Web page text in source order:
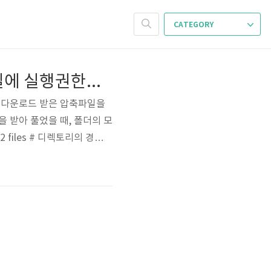
CATEGORY
[Linux/macOS] 압축파일을 풀었더니 모든 폴더와 파일에 실행권한이 붙어 있을 때
운로드 받은 압축파일을
받아 풀었을 때, 폴더의 모
files # 디렉토리의 경우 d
경우, 보안상 취약하기도